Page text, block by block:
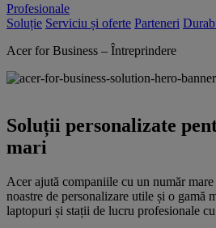
Profesionale
Soluție Serviciu și oferte Parteneri
Acer for Business – Întreprindere
Soluții personalizate
mari
Acer ajută companiile cu un număr
noastre de personalizare utile și o gamă
laptopuri și stații de lucru profesionale